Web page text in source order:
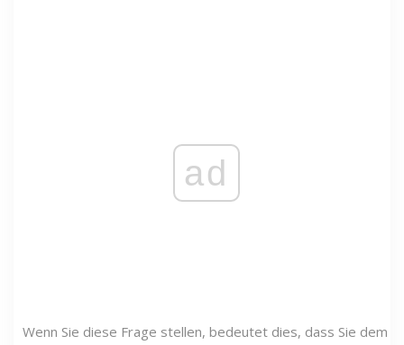
ad
Wenn Sie diese Frage stellen, bedeutet dies, dass Sie dem